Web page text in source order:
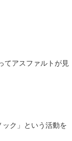
てアスファルトが見
ク」という活動を